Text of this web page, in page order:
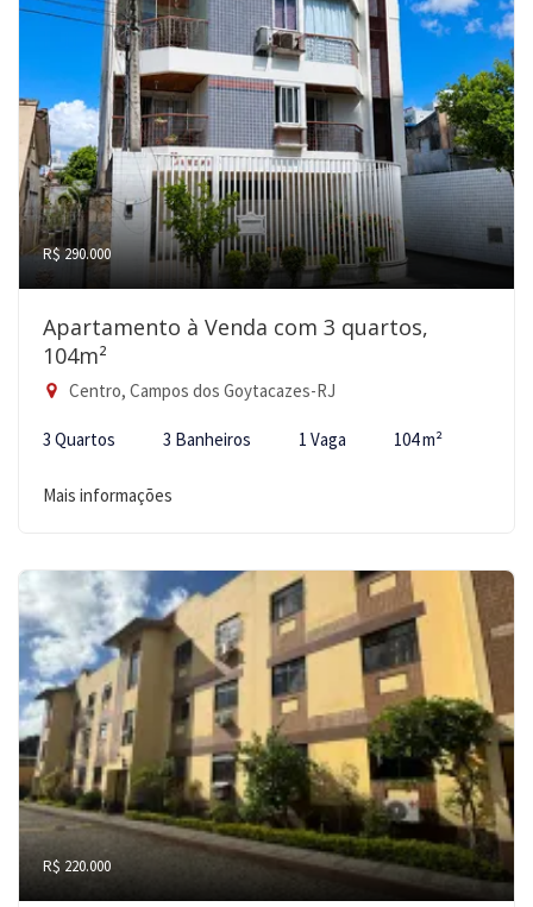
R$ 290.000
Apartamento à Venda com 3 quartos,
104m²
Centro, Campos dos Goytacazes-RJ
3 Quartos 3 Banheiros 1 Vaga 104 m²
Mais informações
R$ 220.000